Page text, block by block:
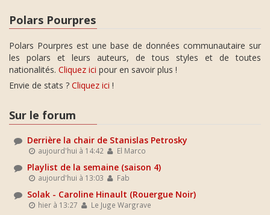
Polars Pourpres
Polars Pourpres est une base de données communautaire sur
les polars et leurs auteurs, de tous styles et de toutes
nationalités. Cliquez ici pour en savoir plus !
Envie de stats ? Cliquez ici !
Sur le forum
Derrière la chair de Stanislas Petrosky
aujourd'hui à 14:42 El Marco
Playlist de la semaine (saison 4)
aujourd'hui à 13:03 Fab
Solak - Caroline Hinault (Rouergue Noir)
hier à 13:27 Le Juge Wargrave